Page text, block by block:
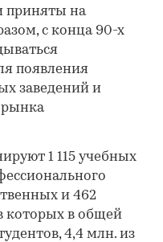
приняты на
с конца 90-х
появления
заведений и
рынка
1 115 учебных
и 462
которых в общей
4,4 млн. из